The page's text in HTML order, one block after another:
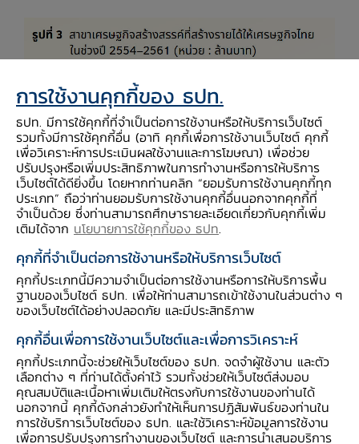
ที่มา : สำนักงานส่งเสริมเศรษฐกิจสร้างสรรค์
(องค์การมหาชน) , สภาพัฒนาเศรษฐกิจและสังคม
แห่งชาติ
องค์การยูเนสโกให้ความสำคัญกับเศรษฐกิจ
สร้างสรรค์ ผ่านการก่อตั้งเครือข่ายเมืองสร้างสรรค์
หรือ The UNESCO Creative Cities Network
การใช้งานคุกกี้ของ ธปท.
ธปท. มีการใช้คุกกี้ที่จำเป็นต่อการใช้งานหรือให้บริการเว็บไซต์
รวมทั้งมีการใช้คุกกี้อื่น (อาทิ คุกกี้เพื่อการใช้งานเว็บไซต์ คุกกี้
เพื่อวิเคราะห์การประเมินผลใช้งานและการโฆษณา) เพื่อช่วย
ปรับปรุงหรือเพิ่มประสิทธิภาพในการทำงานหรือการให้บริการ
เว็บไซต์ได้ดียิ่งขึ้น โดยหากท่านคลิก “ยอมรับการใช้งานคุกกี้ทุก
ประเภท” ถือว่าท่านยอมรับการใช้งานคุกกี้อื่นนอกจากคุกกี้ที่
จำเป็นด้วย ซึ่งท่านสามารถศึกษารายละเอียดเกี่ยวกับคุกกี้เพิ่ม
เติมได้จาก นโยบายการใช้คุกกี้ของ ธปท.
คุกกี้ที่จำเป็นต่อการใช้งานหรือให้บริการเว็บไซต์
คุกกี้ประเภทนี้มีความจำเป็นต่อการใช้งานหรือการให้บริการพื้น
ฐานของเว็บไซต์ ธปท. เพื่อให้ท่านสามารถเข้าใช้งานในส่วนต่าง ๆ
ของเว็บไซต์ได้อย่างปลอดภัย และมีประสิทธิภาพ
คุกกี้อื่นเพื่อการใช้งานเว็บไซต์และเพื่อการวิเคราะห์
คุกกี้ประเภทนี้จะช่วยให้เว็บไซต์ของ ธปท. จดจำผู้ใช้งาน และตัว
เลือกต่าง ๆ ที่ท่านได้ตั้งค่าไว้ รวมทั้งช่วยให้เว็บไซต์ส่งมอบ
คุณสมบัติและเนื้อหาเพิ่มเติมให้ตรงกับการใช้งานของท่านได้
นอกจากนี้ คุกกี้ดังกล่าวยังทำให้เห็นการปฏิสัมพันธ์ของท่านใน
การใช้บริการเว็บไซต์ของ ธปท. และใช้วิเคราะห์ข้อมูลการใช้งาน
เพื่อการปรับปรุงการทำงานของเว็บไซต์ และการนำเสนอบริการ